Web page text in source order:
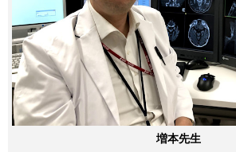
増本先生